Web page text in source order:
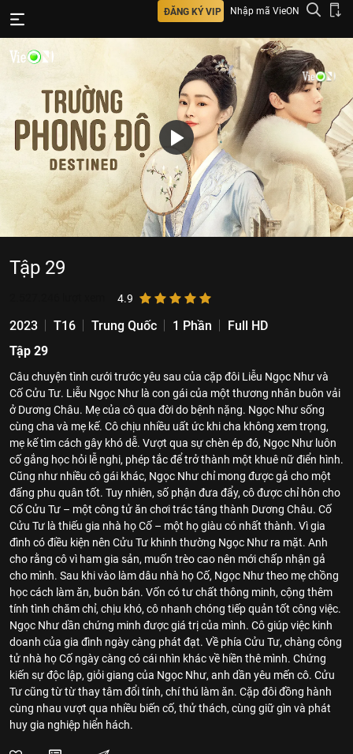
ĐĂNG KÝ VIP Nhập mã VieON
Tập 29
4.9
2023 T16 Trung Quốc 1 Phần
Full HD
Tập 29
Câu chuyện tình cưới trước yêu sau của cặp đôi Liễu Ngọc Như và
Cố Cửu Tư. Liễu Ngọc Như là con gái của một thương nhân buôn vải
ở Dương Châu. Mẹ của cô qua đời do bệnh nặng. Ngọc Như sống
cùng cha và mẹ kế. Cô chịu nhiều uất ức khi cha không xem trọng,
mẹ kế tìm cách gây khó dễ. Vượt qua sự chèn ép đó, Ngọc Như luôn
cố gắng học hỏi lễ nghi, phép tắc để trở thành một khuê nữ điển hình.
Cũng như nhiều cô gái khác, Ngọc Như chỉ mong được gả cho một
đấng phu quân tốt. Tuy nhiên, số phận đưa đẩy, cô được chỉ hôn cho
Cố Cửu Tư – một công tử ăn chơi trác táng thành Dương Châu. Cố
Cửu Tư là thiếu gia nhà họ Cố – một họ giàu có nhất thành. Vì gia
đình có điều kiện nên Cửu Tư khinh thường Ngọc Như ra mặt. Anh
cho rằng cô vì ham gia sản, muốn trèo cao nên mới chấp nhận gả
cho mình. Sau khi vào làm dâu nhà họ Cố, Ngọc Như theo mẹ chồng
học cách làm ăn, buôn bán. Vốn có tư chất thông minh, cộng thêm
tính tình chăm chỉ, chịu khó, cô nhanh chóng tiếp quản tốt công việc.
Ngọc Như dần chứng minh được giá trị của mình. Cô giúp việc kinh
doanh của gia đình ngày càng phát đạt. Về phía Cửu Tư, chàng công
tử nhà họ Cố ngày càng có cái nhìn khác về hiền thê mình. Chứng
kiến sự độc lập, giỏi giang của Ngọc Như, anh dần yêu mến cô. Cửu
Tư cũng từ từ thay tâm đổi tính, chí thú làm ăn. Cặp đôi đồng hành
cùng nhau vượt qua nhiều biến cố, thử thách, cùng giữ gìn và phát
huy gia nghiệp hiển hách.